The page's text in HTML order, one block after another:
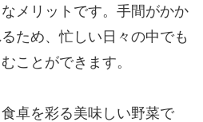
メリットです。手間がかか
ため、忙しい日々の中でも
ことができます。
卓を彩る美味しい野菜で